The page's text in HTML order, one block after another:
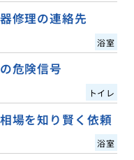
修理の連絡先
浴室
危険信号
トイレ
場を知り賢く依頼
浴室